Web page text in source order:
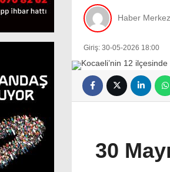
Haber
Giriş: 30-05-2026 18:00
30